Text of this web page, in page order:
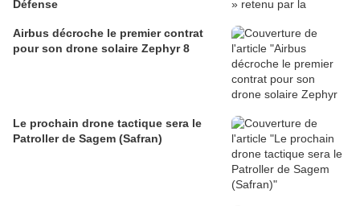
Défense
Airbus décroche le premier contrat
pour son drone solaire Zephyr 8
Le prochain drone tactique sera le
Patroller de Sagem (Safran)